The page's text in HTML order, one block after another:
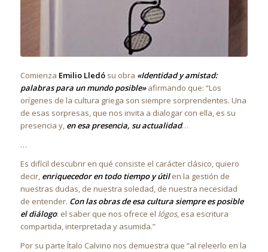
Comienza Emilio Lledósu obra «Identidad y amistad:
palabras para un mundo posible»afirmando que: “Los
orígenes de la cultura griega son siempre sorprendentes. Una
de esas sorpresas, que nos invita a dialogar con ella, es su
presencia y, en esa presencia, su actualidad…
…
Es difícil descubrir en qué consiste el carácter clásico, quiero
decir, enriquecedor en todo tiempo y útilen la gestión de
nuestras dudas, de nuestra soledad, de nuestra necesidad
de entender. Con las obras de esa cultura siempre es posible
el diálogo: el saber que nos ofrece el lógos, esa escritura
compartida, interpretada y asumida.”
Por su parte Ítalo Calvino nos demuestra que “al releerlo en la